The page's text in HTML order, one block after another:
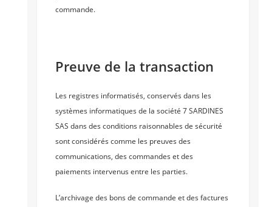
commande.
Preuve de la transaction
Les registres informatisés, conservés dans les
systèmes informatiques de la société 7 SARDINES
SAS dans des conditions raisonnables de sécurité
sont considérés comme les preuves des
communications, des commandes et des
paiements intervenus entre les parties.
L’archivage des bons de commande et des factures